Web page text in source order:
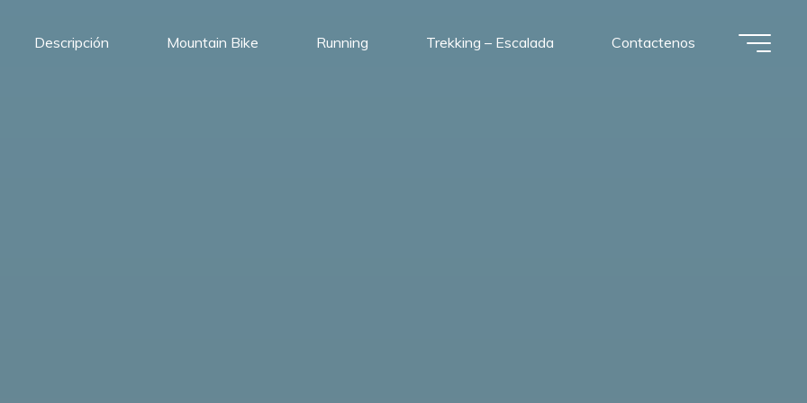
Descripción Mountain Bike Running Trekking – Escalada Contactenos